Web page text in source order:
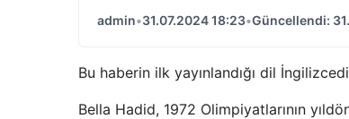
admin•31.07.2024 18:23•Güncellendi:
Bu haberin ilk yayınlandığı dil
Bella Hadid, 1972 Olimpiyatlarının